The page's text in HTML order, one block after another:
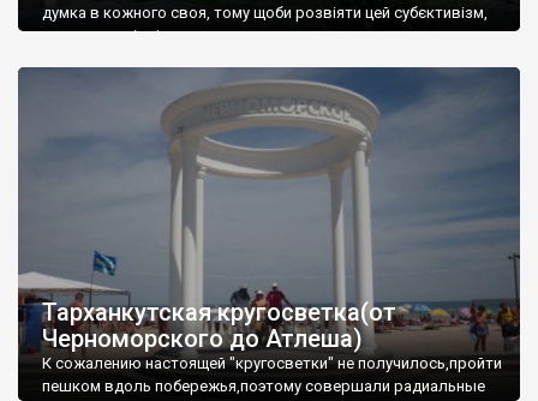
думка в кожного своя, тому щоби розвіяти цей субєктивізм,
запрошую відвідати це
Тарханкутская кругосветка(от
Черноморского до Атлеша)
К сожалению настоящей "кругосветки" не получилось,пройти
пешком вдоль побережья,поэтому совершали радиальные